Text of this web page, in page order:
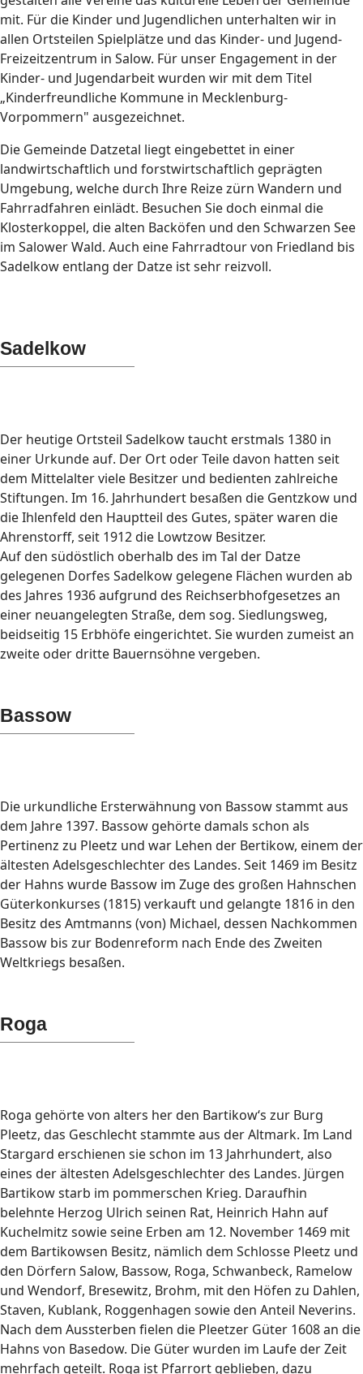
mit. Für die Kinder und Jugendlichen unterhalten wir in
allen Ortsteilen Spielplätze und das Kinder- und Jugend-
Freizeitzentrum in Salow. Für unser Engagement in der
Kinder- und Jugendarbeit wurden wir mit dem Titel
„Kinderfreundliche Kommune in Mecklenburg-
Vorpommern" ausgezeichnet.
Die Gemeinde Datzetal liegt eingebettet in einer
landwirtschaftlich und forstwirtschaftlich geprägten
Umgebung, welche durch Ihre Reize zürn Wandern und
Fahrradfahren einlädt. Besuchen Sie doch einmal die
Klosterkoppel, die alten Backöfen und den Schwarzen See
im Salower Wald. Auch eine Fahrradtour von Friedland bis
Sadelkow entlang der Datze ist sehr reizvoll.
Sadelkow
Der heutige Ortsteil Sadelkow taucht erstmals 1380 in
einer Urkunde auf. Der Ort oder Teile davon hatten seit
dem Mittelalter viele Besitzer und bedienten zahlreiche
Stiftungen. Im 16. Jahrhundert besaßen die Gentzkow und
die Ihlenfeld den Hauptteil des Gutes, später waren die
Ahrenstorff, seit 1912 die Lowtzow Besitzer.
Auf den südöstlich oberhalb des im Tal der Datze
gelegenen Dorfes Sadelkow gelegene Flächen wurden ab
des Jahres 1936 aufgrund des Reichserbhofgesetzes an
einer neuangelegten Straße, dem sog. Siedlungsweg,
beidseitig 15 Erbhöfe eingerichtet. Sie wurden zumeist an
zweite oder dritte Bauernsöhne vergeben.
Bassow
Die urkundliche Ersterwähnung von Bassow stammt aus
dem Jahre 1397. Bassow gehörte damals schon als
Pertinenz zu Pleetz und war Lehen der Bertikow, einem der
ältesten Adelsgeschlechter des Landes. Seit 1469 im Besitz
der Hahns wurde Bassow im Zuge des großen Hahnschen
Güterkonkurses (1815) verkauft und gelangte 1816 in den
Besitz des Amtmanns (von) Michael, dessen Nachkommen
Bassow bis zur Bodenreform nach Ende des Zweiten
Weltkriegs besaßen.
Roga
Roga gehörte von alters her den Bartikow‘s zur Burg
Pleetz, das Geschlecht stammte aus der Altmark. Im Land
Stargard erschienen sie schon im 13 Jahrhundert, also
eines der ältesten Adelsgeschlechter des Landes. Jürgen
Bartikow starb im pommerschen Krieg. Daraufhin
belehnte Herzog Ulrich seinen Rat, Heinrich Hahn auf
Kuchelmitz sowie seine Erben am 12. November 1469 mit
dem Bartikowsen Besitz, nämlich dem Schlosse Pleetz und
den Dörfern Salow, Bassow, Roga, Schwanbeck, Ramelow
und Wendorf, Bresewitz, Brohm, mit den Höfen zu Dahlen,
Staven, Kublank, Roggenhagen sowie den Anteil Neverins.
Nach dem Aussterben fielen die Pleetzer Güter 1608 an die
Hahns von Basedow. Die Güter wurden im Laufe der Zeit
mehrfach geteilt. Roga ist Pfarrort geblieben, dazu